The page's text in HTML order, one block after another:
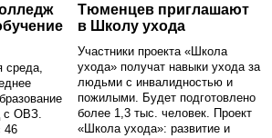
среда,
с ОВЗ.
46
Тюменцев приглашают
в Школу ухода
Участники проекта «Школа
ухода» получат навыки ухода за
людьми с инвалидностью и
пожилыми. Будет подготовлено
более 1,3 тыс. человек. Проект
«Школа ухода»: развитие и